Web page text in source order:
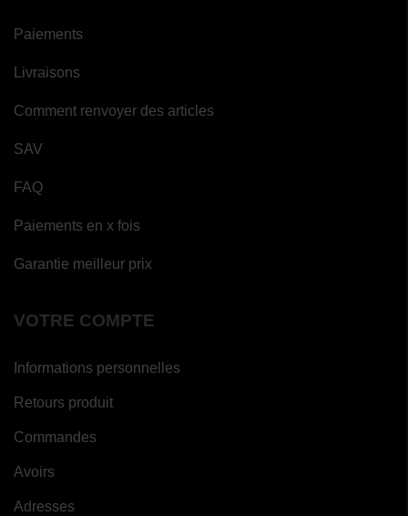
Paiements
Livraisons
Comment renvoyer des articles
SAV
FAQ
Paiements en x fois
Garantie meilleur prix
VOTRE COMPTE
Informations personnelles
Retours produit
Commandes
Avoirs
Adresses